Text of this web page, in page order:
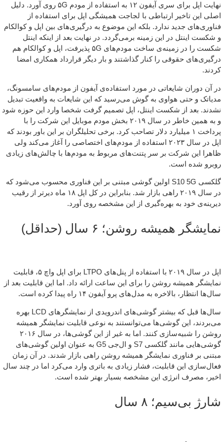
نهایت اپل برای سری آیفون ۱۲ به استفاده از مودم ۵G روی آورد. دلیل
این تاخیر ارتباطی با لجاجت همیشگی اپل برای استفاده از
جدید ندارد. بلکه این موضوع به درگیری‌های بین اپل و کوالکام
اینتل در این زمینه برمی‌گردد. در نهایت بعد از اینکه اینتل
شکست را در زمینه‌ی ساخت مودم‌های ۵G پذیرفت، اپل و کوالکام هم
حقوقی را کنار گذاشتند و بار دیگر قرارداد همکاری امضا
آن دوران شایعاتی در مورد استفاده‌ی آیفون از مودم‌های سامسونگ،
و حتی هواوی به گوش می‌رسید که این شایعات به واقعیت تبدیل
بعد از شکست اینتل، اپل تصمیم گرفت شخصا وارد این حوزه شود
و به همین خاطر در سال ۲۰۱۹ بخش مودم موبایل این شرکت را با
پرداخت ۱ میلیارد دلار تصاحب کرد. برخی تحلیلگران بر این باور بودند که
اپل در سال ۲۰۲۳ استفاده از مودم‌های اختصاصی را آغاز می‌کند ولی
این شرکت بر سر پتنت‌های مربوط به مودم‌ها با چالش‌های زیادی
شده است.
گلکسی S10 5G اولین گوشی مبتنی بر این فناوری محسوب می‌شود که
در سال ۲۰۱۹ راهی بازار شد. بنابراین در کل اپل ۱۸ ماه دیرتر از رقیب
خود به بهره‌گیری از این مشخصه روی آورد.
همیشه روشن؛ ۶ سال (حداقل)
اپل در سال ۲۰۱۹ با استفاده از پنل‌های LTPO برای اپل واچ ۵، قابلیت
همیشه روشن را برای این ساعت ارائه داد. اما این قابلیت بعد از
انتظار، بالاخره به مدل‌های پرو آیفون ۱۴ راه پیدا کرده است.
سال‌ها قبل که بیشتر گوشی‌های اندرویدی از نمایشگرهای LCD بهره
این گوشی‌ها می‌توانستند به نوعی قابلیت نمایشگر همیشه
روشن را شبیه‌سازی کنند. اما به غیر از این گوشی‌ها، در سال ۲۰۱۶
گوشی‌هایی مانند گلکسی S7 و ال‌جی G5 به عنوان اولین گوشی‌های
بر فناوری نمایشگر همیشه روشن راهی بازار شدند. در آن زمان
این قابلیت، فشار زیادی به باتری وارد می‌کرد اما در چند سال
مصرف انرژی این مشخصه بسیار بهتر شده است.
بی‌سیم؛ ۸ سال